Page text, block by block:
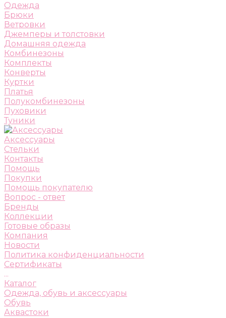
Одежда
Брюки
Ветровки
Джемперы и толстовки
Домашняя одежда
Комбинезоны
Комплекты
Конверты
Куртки
Платья
Полукомбинезоны
Пуховики
Туники
Аксессуары
Стельки
Контакты
Помощь
Покупки
Помощь покупателю
Вопрос - ответ
Бренды
Коллекции
Готовые образы
Компания
Новости
Политика конфиденциальности
Сертификаты
...
Каталог
Одежда, обувь и аксессуары
Обувь
Аквастоки